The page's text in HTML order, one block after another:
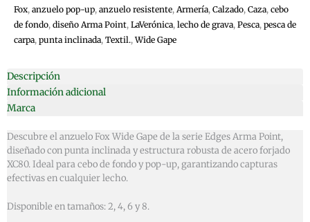
Fox, anzuelo pop-up, anzuelo resistente, Armería, Calzado, Caza, cebo
de fondo, diseño Arma Point, LaVerónica, lecho de grava, Pesca, pesca de
carpa, punta inclinada, Textil.,Wide Gape
Descripción
Información adicional
Marca
Descubre el anzuelo Fox Wide Gape de la serie Edges Arma Point,
diseñado con punta inclinada y estructura robusta de acero forjado
XC80. Ideal para cebo de fondo y pop-up, garantizando capturas
efectivas en cualquier lecho.
Disponible en tamaños: 2, 4, 6 y 8.